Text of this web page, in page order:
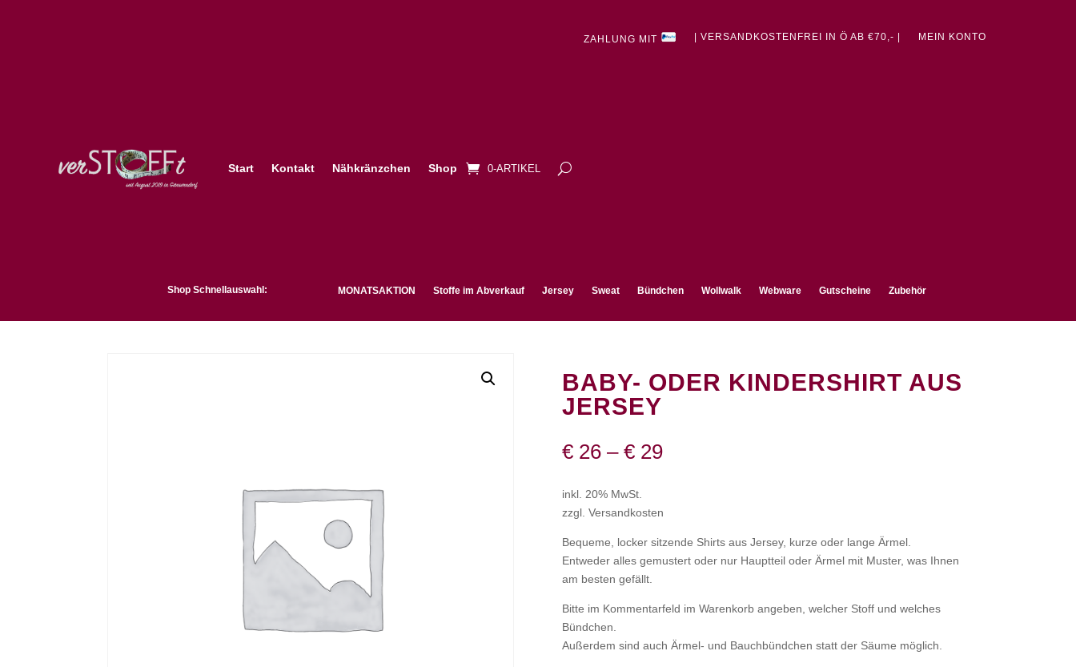
ZAHLUNG MIT | VERSANDKOSTENFREI IN Ö AB €70,- | MEIN KONTO
Start Kontakt Nähkränzchen Shop 0-ARTIKEL
Shop Schnellauswahl: MONATSAKTION Stoffe im Abverkauf Jersey Sweat Bündchen Wollwalk Webware Gutscheine Zubehör
BABY- ODER KINDERSHIRT AUS
JERSEY
€26– €29
inkl. 20% MwSt.
zzgl. Versandkosten
Bequeme, locker sitzende Shirts aus Jersey, kurze oder lange Ärmel.
Entweder alles gemustert oder nur Hauptteil oder Ärmel mit Muster, was Ihnen
am besten gefällt.
Bitte im Kommentarfeld im Warenkorb angeben, welcher Stoff und welches
Bündchen.
Außerdem sind auch Ärmel- und Bauchbündchen statt der Säume möglich.